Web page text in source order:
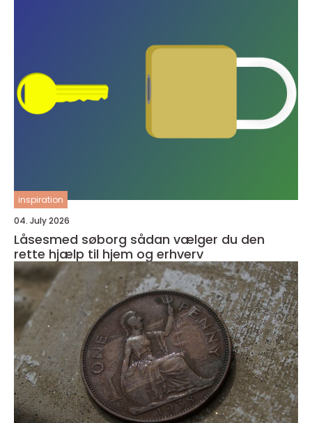
inspiration
04. July 2026
Låsesmed søborg sådan vælger du den
rette hjælp til hjem og erhverv